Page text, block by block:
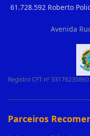
61.728.592 Roberto
Avenida
Registro CFT nº
Parceiros